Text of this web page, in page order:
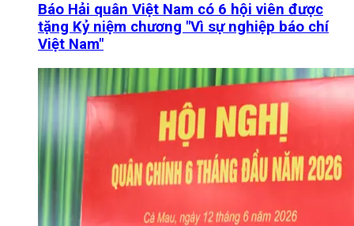
Báo Hải quân Việt Nam có 6 hội viên được
tặng Kỷ niệm chương "Vì sự nghiệp báo chí
Việt Nam"